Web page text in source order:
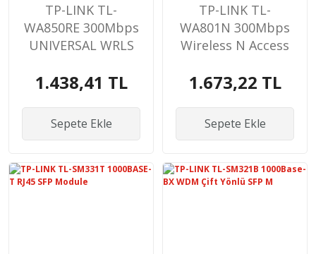
TP-LINK TL-
WA850RE 300Mbps
UNIVERSAL WRLS
1.438,41 TL
Sepete Ekle
TP-LINK TL-
WA801N 300Mbps
Wireless N Access
1.673,22 TL
Sepete Ekle